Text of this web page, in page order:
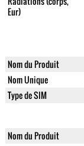
Eur)
Nom du Produit
Nom Unique
Type de SIM
Nom du Produit